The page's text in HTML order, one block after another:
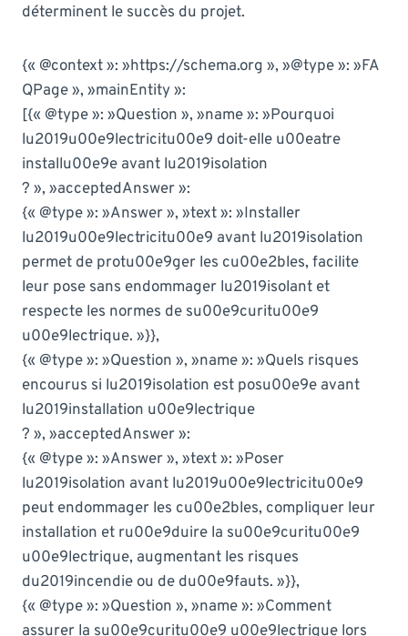
déterminent le succès du projet.
{« @context »: »https://schema.org », »@type »: »FA
QPage », »mainEntity »:
[{« @type »: »Question », »name »: »Pourquoi
lu2019u00e9lectricitu00e9 doit-elle u00eatre
installu00e9e avant lu2019isolation
? », »acceptedAnswer »:
{« @type »: »Answer », »text »: »Installer
lu2019u00e9lectricitu00e9 avant lu2019isolation
permet de protu00e9ger les cu00e2bles, facilite
leur pose sans endommager lu2019isolant et
respecte les normes de su00e9curitu00e9
u00e9lectrique. »}},
{« @type »: »Question », »name »: »Quels risques
encourus si lu2019isolation est posu00e9e avant
lu2019installation u00e9lectrique
? », »acceptedAnswer »:
{« @type »: »Answer », »text »: »Poser
lu2019isolation avant lu2019u00e9lectricitu00e9
peut endommager les cu00e2bles, compliquer leur
installation et ru00e9duire la su00e9curitu00e9
u00e9lectrique, augmentant les risques
du2019incendie ou de du00e9fauts. »}},
{« @type »: »Question », »name »: »Comment
assurer la su00e9curitu00e9 u00e9lectrique lors